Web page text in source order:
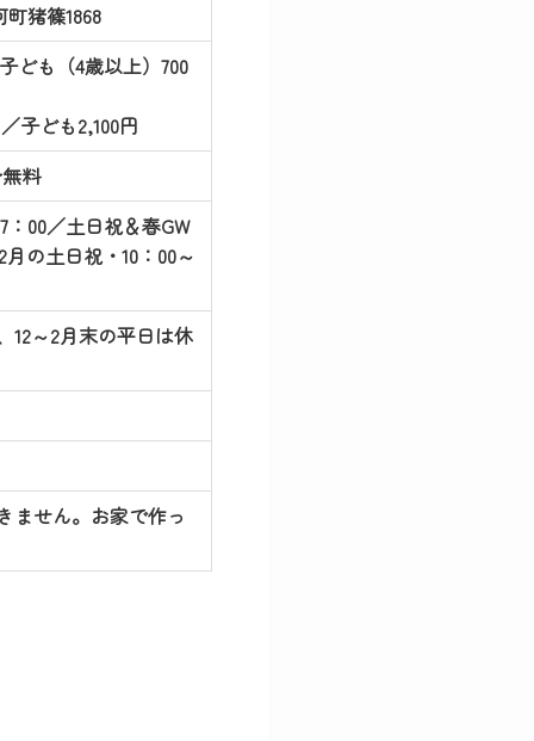
猪篠1868
ども（4歳以上）700
子ども2,100円
料
：00／土日祝＆春GW
月の土日祝・10：00～
12～2月末の平日は休
ません。お家で作っ